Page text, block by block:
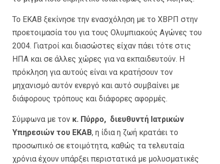
Το ΕΚΑΒ ξεκίνησε την ενασχόληση με το ΧΒΡΠ στην
προετοιμασία του για τους Ολυμπιακούς Αγώνες του
2004. Γιατροί και διασώστες είχαν πάει τότε στις
ΗΠΑ και σε άλλες χώρες για να εκπαιδευτούν. Η
πρόκληση για αυτούς είναι να κρατήσουν τον
μηχανισμό αυτόν ενεργό και αυτό συμβαίνει με
διάφορους τρόπους και διάφορες αφορμές.
Σύμφωνα με τον κ. Πύρρο, διευθυντή Ιατρικών
Υπηρεσιών του ΕΚΑΒ, η ίδια η ζωή κρατάει το
προσωπικό σε ετοιμότητα, καθώς τα τελευταία
χρόνια έχουν υπάρξει περιστατικά με μολυσματικές